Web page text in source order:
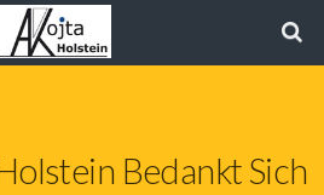
Bedankt Sich